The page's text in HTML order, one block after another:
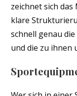
zeichnet sich
klare
schnell genau
und die zu ihnen